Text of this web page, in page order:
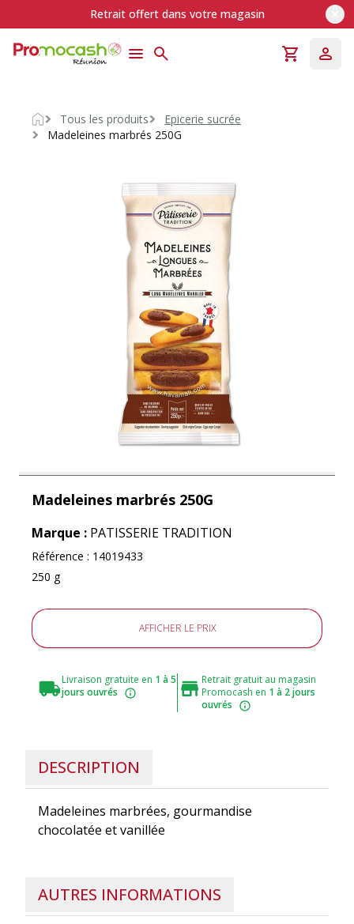
Retrait offert dans votre magasin
Accueil
Tous les produits
Epicerie sucrée
Madeleines marbrés 250G
Madeleines marbrés 250G
Marque : PATISSERIE TRADITION
Référence : 14019433
250 g
AFFICHER LE PRIX
Livraison gratuite en 1 à 5
jours ouvrés
Retrait gratuit au magasin
Promocash en 1 à 2 jours
ouvrés
DESCRIPTION
Madeleines marbrées, gourmandise
chocolatée et vanillée
AUTRES INFORMATIONS